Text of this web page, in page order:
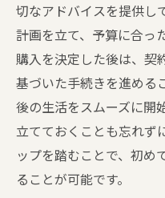
切なアドバイスを提供し
計画を立て、予算に合っ
購入を決定した後は、契
基づいた手続きを進める
後の生活をスムーズに開
立てておくことも忘れず
ップを踏むことで、初め
ることが可能です。